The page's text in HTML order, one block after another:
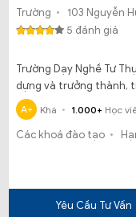
Trường
5 đánh giá
Trường Dạy Nghề Tư
dựng và trưởng thành,
định vị thế trong hệ
bàn TPHCM.
A+ Khá 1.000+ Học
Các khoá đào tạo
Yêu Cầu Tư Vấn